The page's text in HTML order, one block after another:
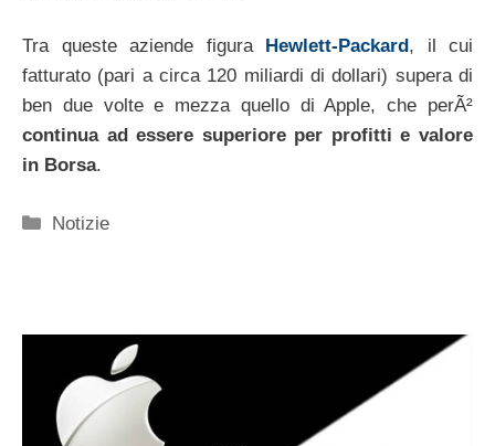
Tra queste aziende figura Hewlett-Packard, il cui
fatturato (pari a circa 120 miliardi di dollari) supera di
ben due volte e mezza quello di Apple, che perÃ²
continua ad essere superiore per profitti e valore
in Borsa.
Categorie
Notizie